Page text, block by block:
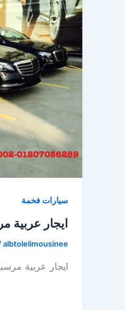
سيارات فخمة
ايجار
albtolelimousinee
ايجار عربية